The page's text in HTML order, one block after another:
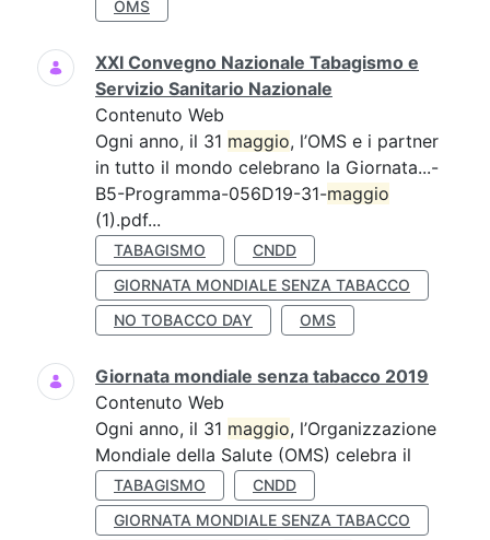
OMS
XXI Convegno Nazionale Tabagismo e
Servizio Sanitario Nazionale
Contenuto Web
Ogni anno, il 31 maggio, l’OMS e i partner
in tutto il mondo celebrano la Giornata...-
B5-Programma-056D19-31-maggio
(1).pdf...
TABAGISMO
CNDD
GIORNATA MONDIALE SENZA TABACCO
NO TOBACCO DAY
OMS
Giornata mondiale senza tabacco 2019
Contenuto Web
Ogni anno, il 31 maggio, l’Organizzazione
Mondiale della Salute (OMS) celebra il
TABAGISMO
CNDD
GIORNATA MONDIALE SENZA TABACCO